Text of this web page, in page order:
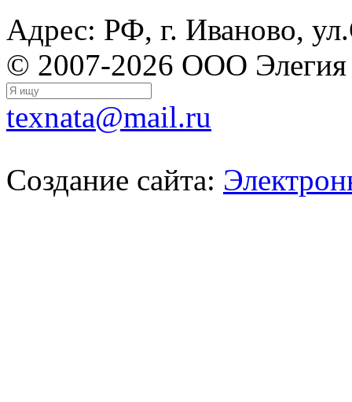
Адрес: РФ, г. Иваново,
© 2007-2026 ООО Элегия
texnata@mail.ru
Создание сайта: